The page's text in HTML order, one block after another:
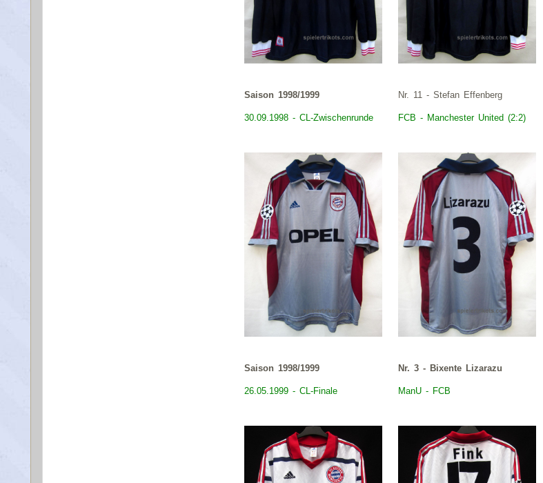
Saison 1998/1999
30.09.1998 - CL-Zwischenrunde
Nr. 11 - Stefan Effenberg
FCB - Manchester United (2:2)
Saison 1998/1999
26.05.1999 - CL-Finale
Nr. 3 - Bixente Lizarazu
ManU - FCB